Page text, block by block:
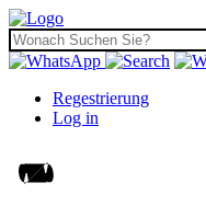
Regestrierung
Log in